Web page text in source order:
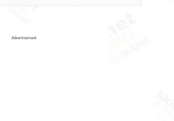
Advertisement